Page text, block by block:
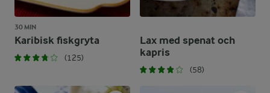
30 MIN
Karibisk fiskgryta
(125)
Lax med spenat och
kapris
(58)